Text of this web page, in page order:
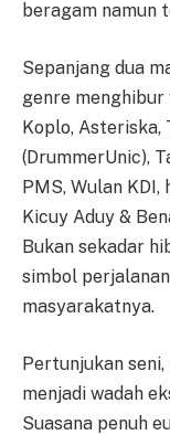
beragam namun
Sepanjang dua
genre menghibur
Koplo, Asteriska,
(DrummerUnic),
PMS, Wulan
Kicuy Aduy &
Bukan sekadar
simbol
masyarakatnya.
Pertunjukan
menjadi wadah
Suasana penuh